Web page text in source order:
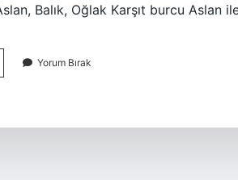
Balık, Oğlak Karşıt burcu
Yorum Bırak